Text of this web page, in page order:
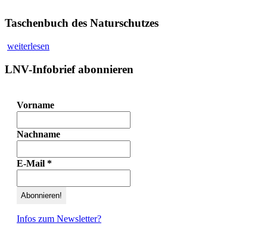
Taschenbuch des Naturschutzes
weiterlesen
LNV-Infobrief abonnieren
Vorname
Nachname
E-Mail *
Infos zum Newsletter?